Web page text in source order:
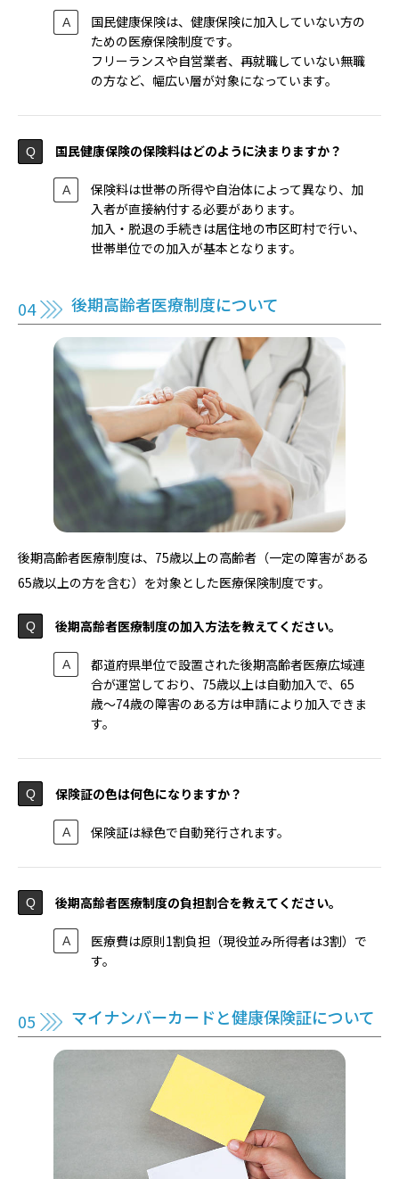
国民健康保険は、健康保険に加入していない方の
ための医療保険制度です。
フリーランスや自営業者、再就職していない無職
の方など、幅広い層が対象になっています。
国民健康保険の保険料はどのように決まりますか？
保険料は世帯の所得や自治体によって異なり、加
入者が直接納付する必要があります。
加入・脱退の手続きは居住地の市区町村で行い、
世帯単位での加入が基本となります。
後期高齢者医療制度について
後期高齢者医療制度は、75歳以上の高齢者（一定の障害がある
65歳以上の方を含む）を対象とした医療保険制度です。
後期高齢者医療制度の加入方法を教えてください。
都道府県単位で設置された後期高齢者医療広域連
合が運営しており、75歳以上は自動加入で、65
歳〜74歳の障害のある方は申請により加入できま
す。
保険証の色は何色になりますか？
保険証は緑色で自動発行されます。
後期高齢者医療制度の負担割合を教えてください。
医療費は原則1割負担（現役並み所得者は3割）で
す。
マイナンバーカードと健康保険証について